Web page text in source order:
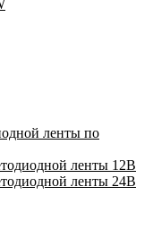
ленты по
ленты 12В
ленты 24В